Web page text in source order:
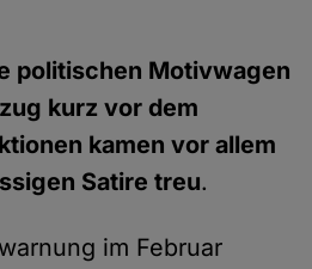
politischen Motivwagen
kurz vor dem
kamen vor allem
Satire treu.
im Februar